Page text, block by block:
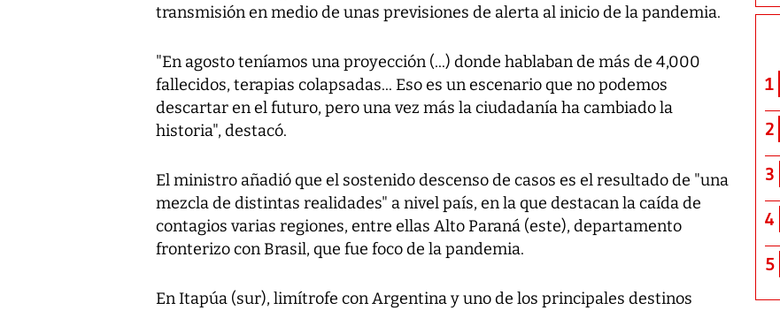
transmisión en medio de unas previsiones de alerta al inicio de la pandemia.
"En agosto teníamos una proyección (...) donde hablaban de más de 4,000
fallecidos, terapias colapsadas... Eso es un escenario que no podemos
descartar en el futuro, pero una vez más la ciudadanía ha cambiado la
historia", destacó.
El ministro añadió que el sostenido descenso de casos es el resultado de "una
mezcla de distintas realidades" a nivel país, en la que destacan la caída de
contagios varias regiones, entre ellas Alto Paraná (este), departamento
fronterizo con Brasil, que fue foco de la pandemia.
En Itapúa (sur), limítrofe con Argentina y uno de los principales destinos
1
2
3
4
5